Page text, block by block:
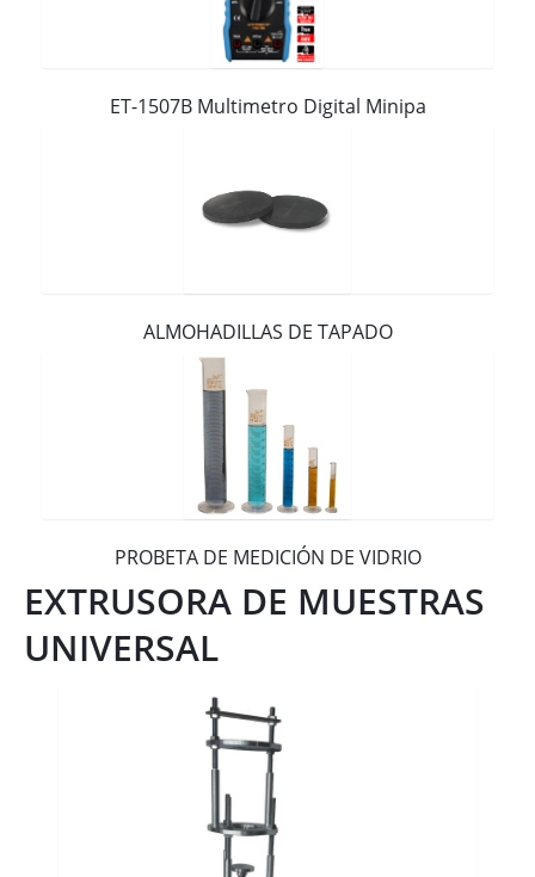
ET-1507B Multimetro Digital Minipa
ALMOHADILLAS DE TAPADO
PROBETA DE MEDICIÓN DE VIDRIO
EXTRUSORA DE MUESTRAS
UNIVERSAL